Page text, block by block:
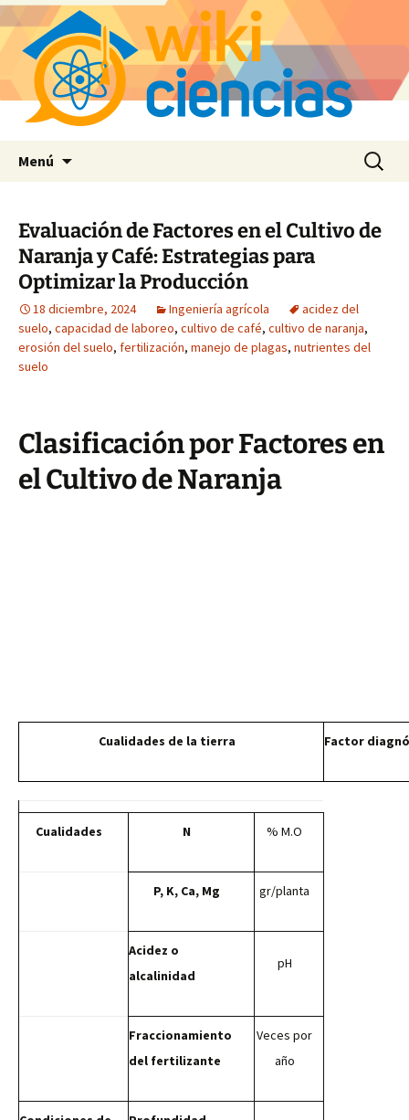
Menú Buscar:
Evaluación de Factores en el Cultivo de
Naranja y Café: Estrategias para
Optimizar la Producción
18 diciembre, 2024 Ingeniería agrícola
acidez del
suelo, capacidad de laboreo, cultivo de café, cultivo de naranja,
erosión del suelo, fertilización, manejo de plagas, nutrientes del
suelo
Clasificación por Factores en
el Cultivo de Naranja
Cualidades de la tierra Factor
Cualidades N % M.O
P, K, Ca, Mg gr/planta
Acidez o
alcalinidad
pH
Fraccionamiento
del fertilizante
Veces por
año